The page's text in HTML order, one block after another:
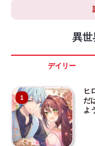
異世
デイリー
1
ヒ
だ
よ